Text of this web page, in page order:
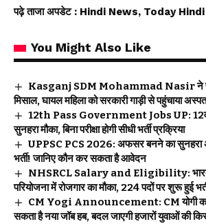
पढ़े ताजा अपडेट : Hindi News, Today
You Might Also Like
Kasganj SDM Mohammad Nasir ने पेश
मिसाल, घायल महिला को सरकारी गाड़ी से पहुंचाया
12th Pass Government Jobs UP: 12वीं
सुनहरा मौका, बिना परीक्षा होगी सीधी भर्ती प्रक्रिया
UPPSC PCS 2026: अफसर बनने का सुनहरा
भर्ती! जानिए कौन कर सकता है आवेदन
NHSRCL Salary and Eligibility: भारत
परियोजना में रोजगार का मौका, 224 पदों पर शुरू हुई
CM Yogi Announcement: CM योगी का
सकता है नया जॉब हब, बदल जाएगी हजारों युवाओं की